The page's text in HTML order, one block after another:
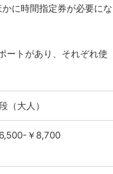
に時間指定券が必要にな
ートがあり、それぞれ使
（大人）
￥8,700